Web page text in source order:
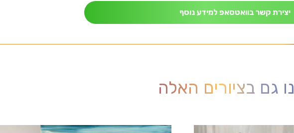
יצירת קשר בוואטסאפ למידע נוסף
גם בציורים האלה